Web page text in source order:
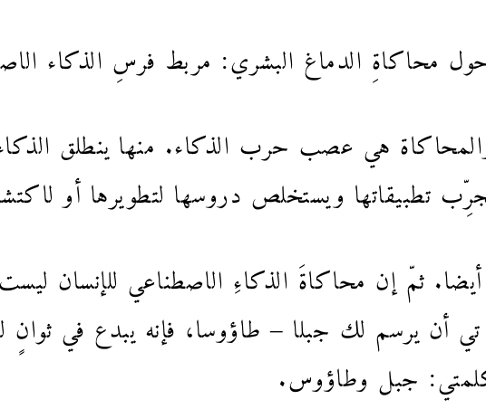
محاكاةِ الدماغ البشري: مربط فرسِ الذكاء
هي عصب حرب الذكاء. منها ينطلق
تطبيقاتها ويستخلص دروسها لتطويرها أو
ثمّ إن محاكاةَ الذكاءِ الاصطناعي للإنسان
يرسم لك جبلا – طاؤوسا، فإنه يبدع في ثوانٍ
لكلمتي: جبل وطاؤوس.